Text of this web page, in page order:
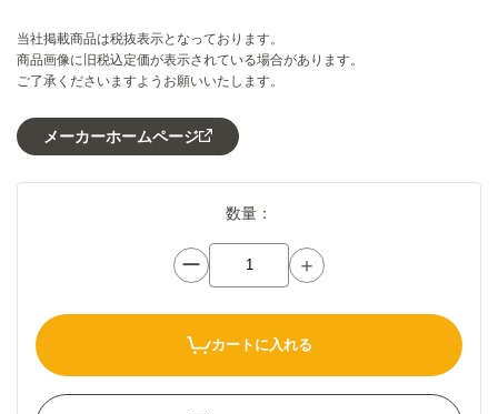
当社掲載商品は税抜表示となっております。
商品画像に旧税込定価が表示されている場合があります。
ご了承くださいますようお願いいたします。
数量：
ー ＋
カートに入れる
メーカーホームページ